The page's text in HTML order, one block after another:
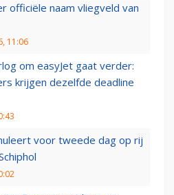
officiële naam vliegveld van
11:06
om easyJet gaat verder:
krijgen dezelfde deadline
voor tweede dag op rij